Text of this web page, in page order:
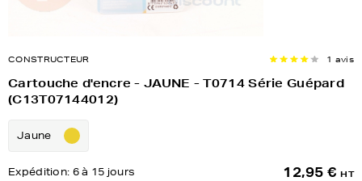
CONSTRUCTEUR 1 avis
Cartouche d'encre - JAUNE - T0714 Série Guépard
(C13T07144012)
Jaune
Expédition: 6 à 15 jours 12,95 € HT